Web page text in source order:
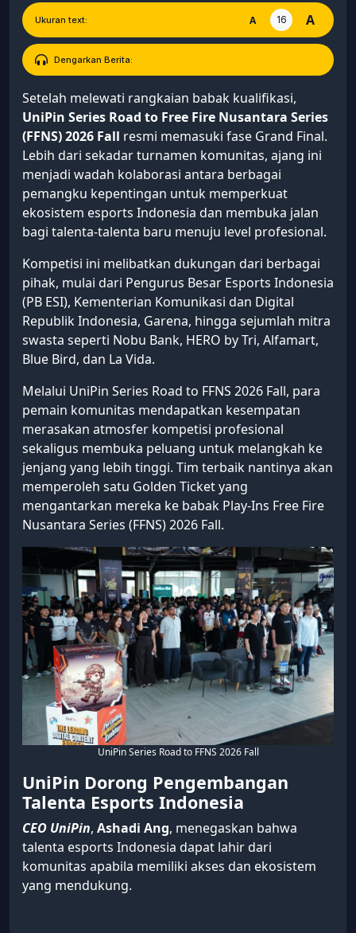
Ukuran text: A 16 A
Dengarkan Berita:
Setelah melewati rangkaian babak kualifikasi,
UniPin Series Road to Free Fire Nusantara Series
(FFNS) 2026 Fall resmi memasuki fase Grand Final.
Lebih dari sekadar turnamen komunitas, ajang ini
menjadi wadah kolaborasi antara berbagai
pemangku kepentingan untuk memperkuat
ekosistem esports Indonesia dan membuka jalan
bagi talenta-talenta baru menuju level profesional.
Kompetisi ini melibatkan dukungan dari berbagai
pihak, mulai dari Pengurus Besar Esports Indonesia
(PB ESI), Kementerian Komunikasi dan Digital
Republik Indonesia, Garena, hingga sejumlah mitra
swasta seperti Nobu Bank, HERO by Tri, Alfamart,
Blue Bird, dan La Vida.
Melalui UniPin Series Road to FFNS 2026 Fall, para
pemain komunitas mendapatkan kesempatan
merasakan atmosfer kompetisi profesional
sekaligus membuka peluang untuk melangkah ke
jenjang yang lebih tinggi. Tim terbaik nantinya akan
memperoleh satu Golden Ticket yang
mengantarkan mereka ke babak Play-Ins Free Fire
Nusantara Series (FFNS) 2026 Fall.
UniPin Series Road to FFNS 2026 Fall
UniPin Dorong Pengembangan
Talenta Esports Indonesia
CEO UniPin, Ashadi Ang, menegaskan bahwa
talenta esports Indonesia dapat lahir dari
komunitas apabila memiliki akses dan ekosistem
yang mendukung.